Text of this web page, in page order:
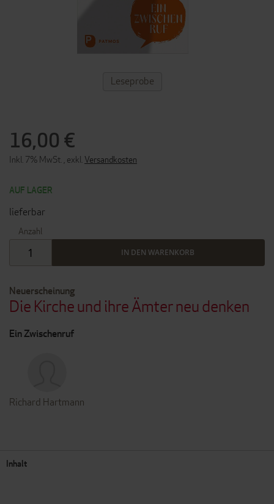
Neuerscheinung
Die Kirche und ihre Ämter neu denken
Ein Zwischenruf
Richard Hartmann
16,00 €
Inkl. 7% MwSt. exkl. Versandkosten
AUF LAGER
lieferbar
Anzahl
IN DEN WARENKORB
ZUM
ANFANG
Leseprobe
Inhalt